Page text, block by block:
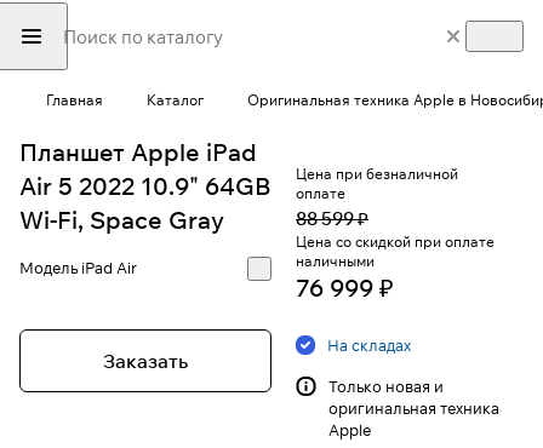
Главная Каталог Оригинальная техника Apple в
Планшет Apple iPad
Air 5 2022 10.9" 64GB
Wi-Fi, Space Gray
МодельiPad Air
Заказать
Цена при безналичной
оплате
88 599 ₽
Цена со скидкой при оплате
наличными
76 999 ₽
На складах
Только новая и
оригинальная техника
Apple